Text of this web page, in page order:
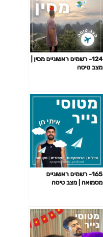
124- רשמים ראשוניים מסין |
מצב טיסה
165- רשמים ראשוניים
מסמואה | מצב טיסה